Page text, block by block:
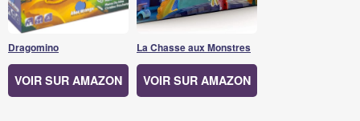
Dragomino
VOIR SUR AMAZON
La Chasse aux Monstres
VOIR SUR AMAZON